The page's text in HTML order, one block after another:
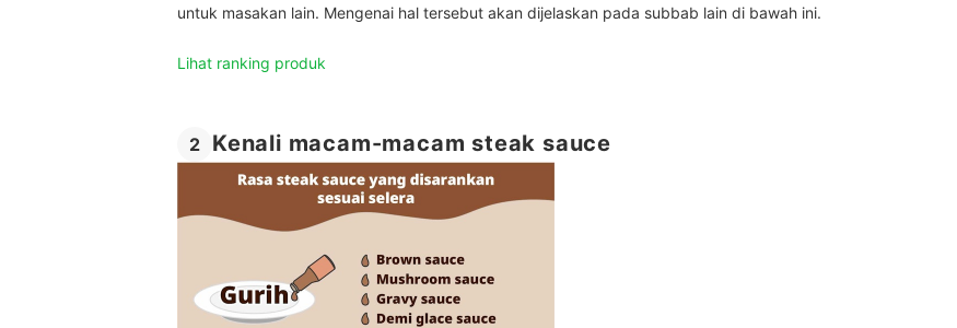
untuk masakan lain. Mengenai hal tersebut akan dijelaskan pada subbab lain di bawah ini.
Lihat ranking produk
2 Kenali macam-macam steak sauce